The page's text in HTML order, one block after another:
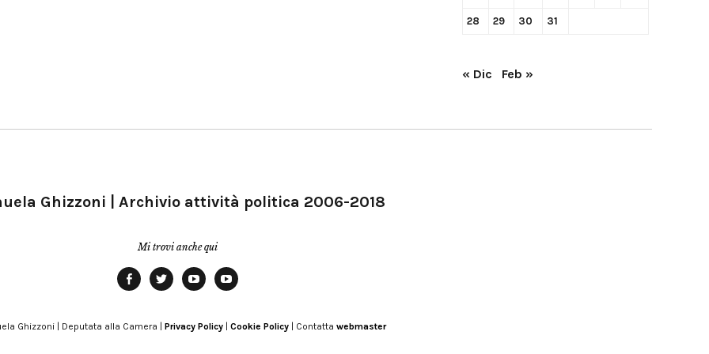
28 29 30 31
« Dic Feb »
Ghizzoni | Archivio attività politica 2006-2018
Mi trovi anche qui
Modena
Ghizzoni | Deputata alla Camera | Privacy Policy Cookie Policy | Contatta webmaster